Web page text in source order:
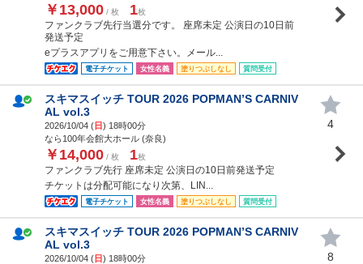
￥13,000 / 枚 1枚
ファンクラブ先行当選分です。 座席未定 公演日の10日前
発送予定
eプラスアプリをご用意下さい。メール...
電子チケット 女性名義 塗りつぶしなし 質問受付
スキマスイッチ TOUR 2026 POPMAN’S CARNIV
AL vol.3
2026/10/04 (日) 18時00分
なら100年会館大ホール (奈良)
￥14,000 / 枚 1枚
ファンクラブ先行 座席未定 公演日の10日前発送予定
チケットは分配可能になり次第、LIN...
電子チケット 女性名義 塗りつぶしなし 質問受付
4
スキマスイッチ TOUR 2026 POPMAN’S CARNIV
AL vol.3
2026/10/04 (日) 18時00分
8